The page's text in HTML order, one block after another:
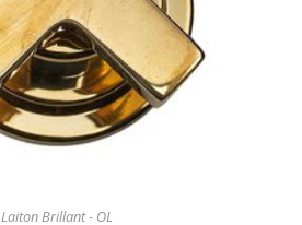
Laiton Brillant - OL